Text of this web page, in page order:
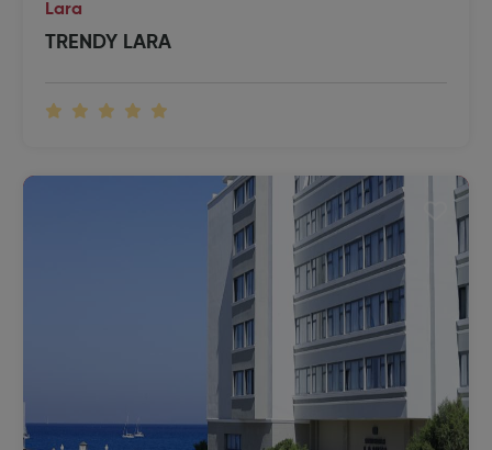
Lara
TRENDY LARA